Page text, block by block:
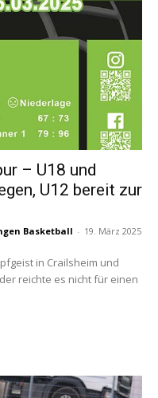
– U18 und
U12 bereit zur
Basketball - 19. März 2025
in Crailsheim und
reichte es nicht für einen